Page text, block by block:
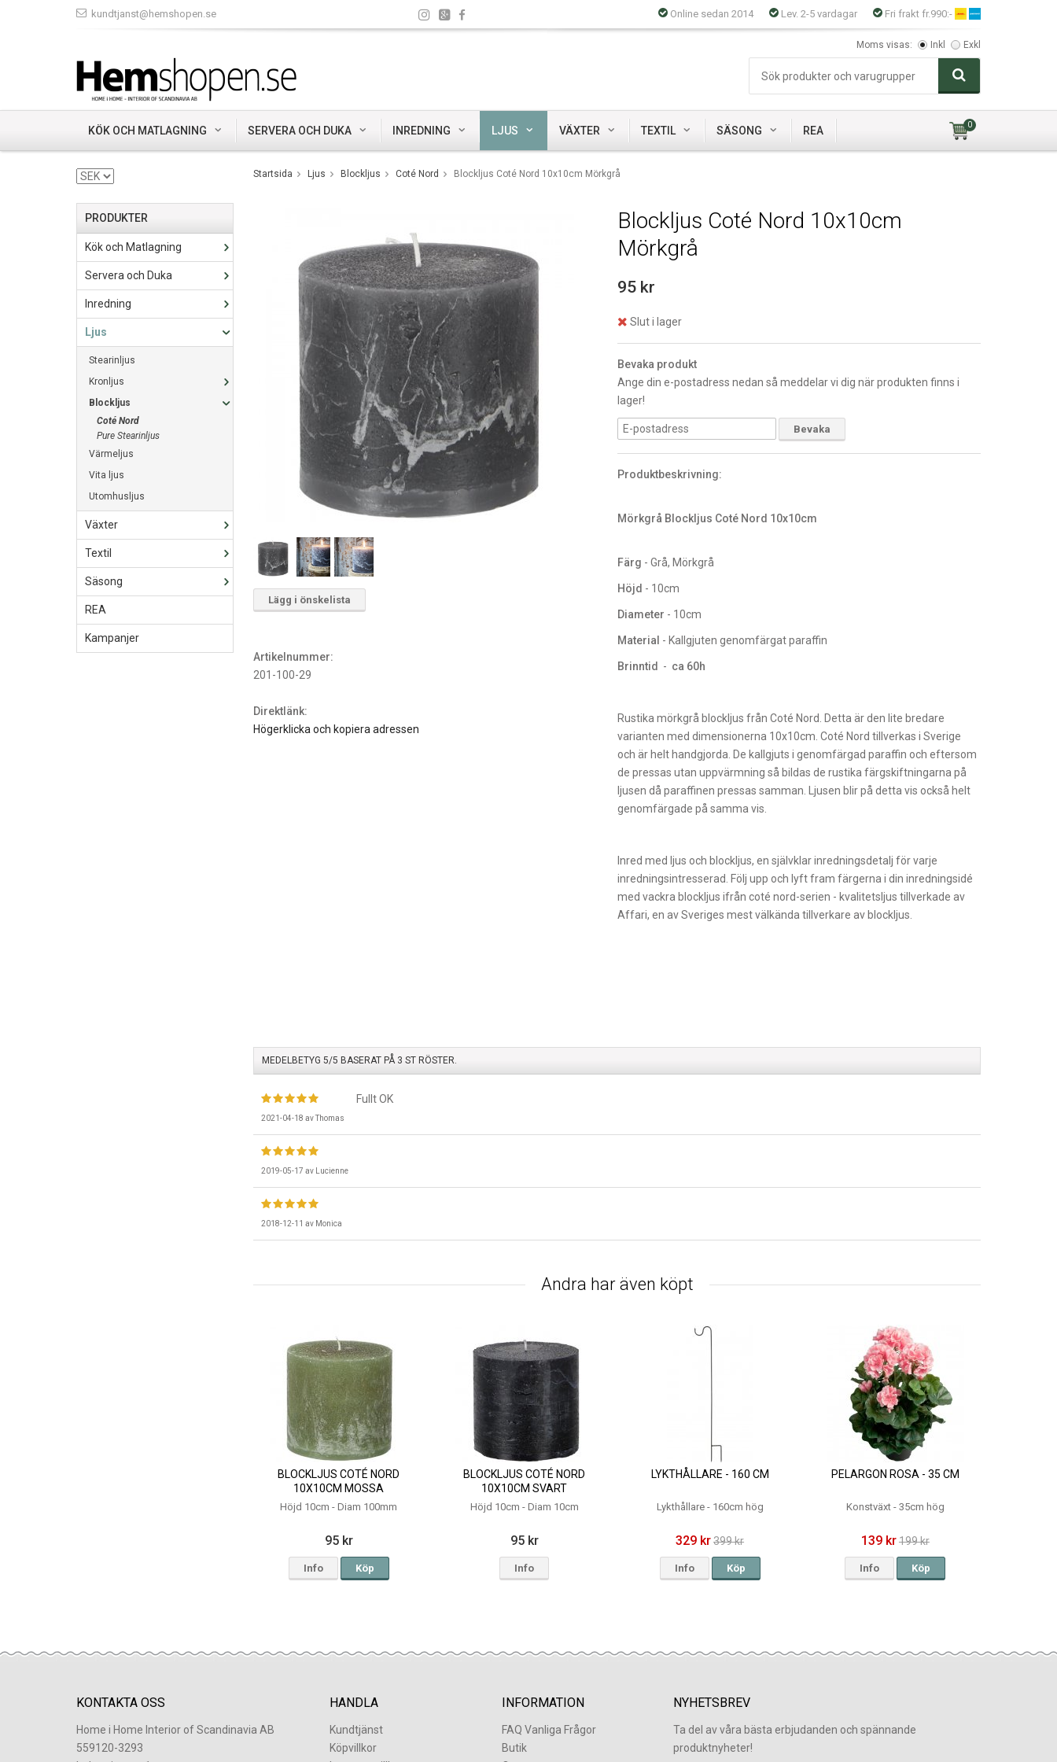
kundtjanst@hemshopen.se Online sedan 2014 Lev. 2-5 vardagar Fri frakt fr.990:-
Moms visas: Inkl Exkl
KÖK OCH MATLAGNING SERVERA OCH DUKA INREDNING LJUS VÄXTER TEXTIL SÄSONG REA 0
PRODUKTER
Kök och Matlagning
Servera och Duka
Inredning
Ljus
Stearinljus
Kronljus
Blockljus
Coté Nord
Pure Stearinljus
Värmeljus
Vita ljus
Utomhusljus
Växter
Textil
Säsong
REA
Kampanjer
Startsida Ljus Blockljus Coté Nord Blockljus Coté Nord 10x10cm Mörkgrå
Blockljus Coté Nord 10x10cm
Mörkgrå
95 kr
Slut i lager
Bevaka produkt
Ange din e-postadress nedan så meddelar vi dig när produkten finns i
lager!
Bevaka
Produktbeskrivning:
Mörkgrå Blockljus Coté Nord 10x10cm
Färg - Grå, Mörkgrå
Höjd - 10cm
Diameter - 10cm
Material - Kallgjuten genomfärgat paraffin
Brinntid - ca 60h
Rustika mörkgrå blockljus från Coté Nord. Detta är den lite bredare
varianten med dimensionerna 10x10cm. Coté Nord tillverkas i Sverige
och är helt handgjorda. De kallgjuts i genomfärgad paraffin och eftersom
de pressas utan uppvärmning så bildas de rustika färgskiftningarna på
ljusen då paraffinen pressas samman. Ljusen blir på detta vis också helt
genomfärgade på samma vis.
Inred med ljus och blockljus, en självklar inredningsdetalj för varje
inredningsintresserad. Följ upp och lyft fram färgerna i din inredningsidé
med vackra blockljus ifrån coté nord-serien - kvalitetsljus tillverkade av
Affari, en av Sveriges mest välkända tillverkare av blockljus.
Lägg i önskelista
Artikelnummer:
201-100-29
Direktlänk:
Högerklicka och kopiera adressen
MEDELBETYG 5/5 BASERAT PÅ 3 ST RÖSTER.
2021-04-18 avThomas
Fullt OK
2019-05-17 av Lucienne
2018-12-11 av Monica
Andra har även köpt
BLOCKLJUS COTÉ NORD
10X10CM MOSSA
Höjd 10cm - Diam 100mm
95 kr
Info Köp
BLOCKLJUS COTÉ NORD
10X10CM SVART
Höjd 10cm - Diam 10cm
95 kr
Info
LYKTHÅLLARE - 160 CM
Lykthållare - 160cm hög
329 kr399 kr
Info Köp
PELARGON ROSA - 35 CM
Konstväxt - 35cm hög
139 kr199 kr
Info Köp
KONTAKTA OSS
Home i Home Interior of Scandinavia AB
559120-3293
HANDLA
Kundtjänst
Köpvillkor
INFORMATION
FAQ Vanliga Frågor
Butik
NYHETSBREV
Ta del av våra bästa erbjudanden och spännande
produktnyheter!